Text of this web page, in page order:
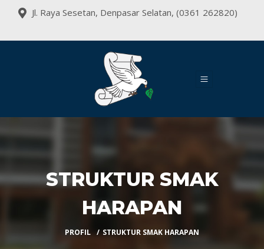
Jl. Raya Sesetan, Denpasar Selatan, (0361 262820)
STRUKTUR SMAK
HARAPAN
PROFIL STRUKTUR SMAK HARAPAN